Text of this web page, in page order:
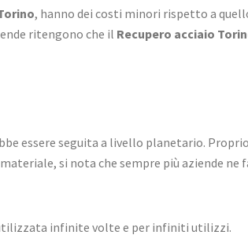
, hanno dei costi minori rispetto a
ritengono che il Recupero acciaio
essere seguita a livello planetario.
si nota che sempre più aziende ne
infinite volte e per infiniti utilizzi.